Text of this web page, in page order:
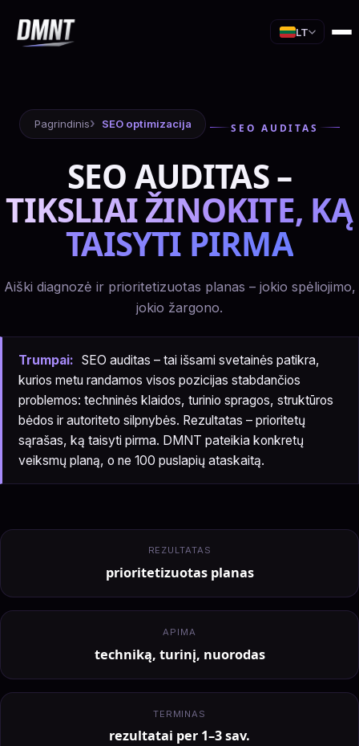
LT
Pagrindinis SEO optimizacija SEO AUDITAS
SEO AUDITAS –
TIKSLIAI ŽINOKITE, KĄ
TAISYTI PIRMA
Aiški diagnozė ir prioritetizuotas planas – jokio spėliojimo,
jokio žargono.
Trumpai: SEO auditas – tai išsami svetainės patikra,
kurios metu randamos visos pozicijas stabdančios
problemos: techninės klaidos, turinio spragos, struktūros
bėdos ir autoriteto silpnybės. Rezultatas – prioritetų
sąrašas, ką taisyti pirma. DMNT pateikia konkretų
veiksmų planą, o ne 100 puslapių ataskaitą.
REZULTATAS
prioritetizuotas planas
APIMA
techniką, turinį, nuorodas
TERMINAS
rezultatai per 1–3 sav.